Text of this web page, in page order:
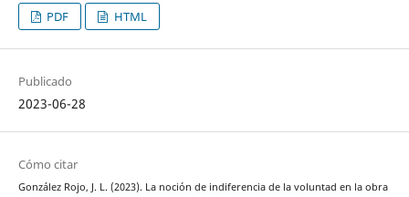
PDF HTML
Publicado
2023-06-28
Cómo citar
González Rojo, J. L. (2023). La noción de indiferencia de la voluntad en la obra